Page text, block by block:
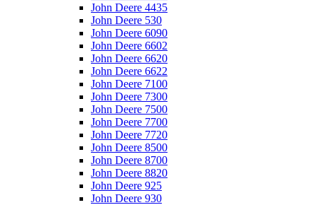
John Deere 4435
John Deere 530
John Deere 6090
John Deere 6602
John Deere 6620
John Deere 6622
John Deere 7100
John Deere 7300
John Deere 7500
John Deere 7700
John Deere 7720
John Deere 8500
John Deere 8700
John Deere 8820
John Deere 925
John Deere 930